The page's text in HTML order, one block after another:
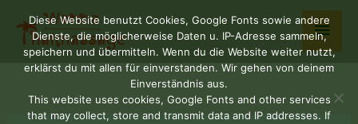
Inhalt
springen
Diese Website benutzt Cookies, Google Fonts sowie andere
Dienste, die möglicherweise Daten u. IP-Adresse sammeln,
speichern und übermitteln. Wenn du die Website weiter nutzt,
erklärst du mit allen für einverstanden. Wir gehen von deinem
Einverständnis aus.
This website uses cookies, Google Fonts and other services
that may collect, store and transmit data and IP addresses. If